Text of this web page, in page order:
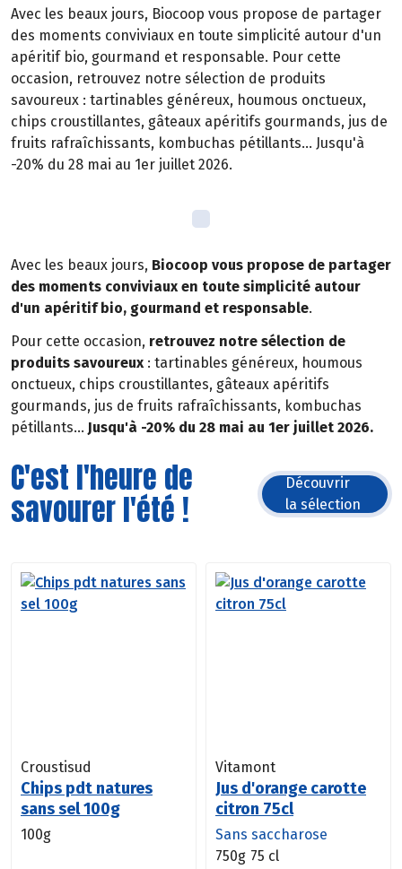
Avec les beaux jours, Biocoop vous propose de partager
des moments conviviaux en toute simplicité autour d'un
apéritif bio, gourmand et responsable. Pour cette
occasion, retrouvez notre sélection de produits
savoureux : tartinables généreux, houmous onctueux,
chips croustillantes, gâteaux apéritifs gourmands, jus de
fruits rafraîchissants, kombuchas pétillants... Jusqu'à
-20% du 28 mai au 1er juillet 2026.
Avec les beaux jours, Biocoop vous propose de partager
des moments conviviaux en toute simplicité autour
d'un apéritif bio, gourmand et responsable.
Pour cette occasion, retrouvez notre sélection de
produits savoureux: tartinables généreux, houmous
onctueux, chips croustillantes, gâteaux apéritifs
gourmands, jus de fruits rafraîchissants, kombuchas
pétillants... Jusqu'à -20% du 28 mai au 1er juillet 2026.
C'est l'heure de
savourer l'été !
Découvrir
la sélection
Croustisud
Chips pdt natures
sans sel 100g
100g
Vitamont
Jus d'orange carotte
citron 75cl
Sans saccharose
750g 75 cl